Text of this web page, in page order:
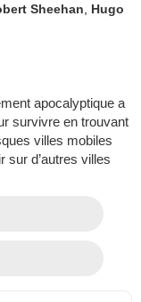
Sheehan
Hugo
apocalyptique a
survivre en trouvant
villes mobiles
sur d’autres villes